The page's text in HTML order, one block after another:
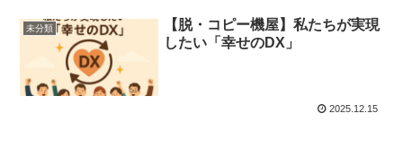
未分類
【脱・コピー機屋】私たちが実現
したい「幸せのDX」
2025.12.15